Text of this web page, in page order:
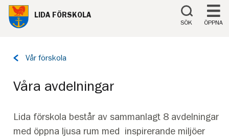
Till innehåll på sidan
LIDA FÖRSKOLA
SÖK ÖPPNA
Tillbaka
Vår förskola
Våra avdelningar
Lida förskola består av sammanlagt 8 avdelningar
med öppna ljusa rum med inspirerande miljöer